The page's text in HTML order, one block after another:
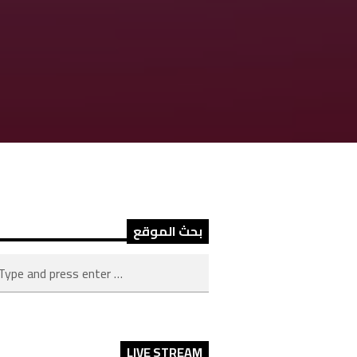
بحث الموقع